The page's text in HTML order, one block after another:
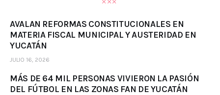
AVALAN REFORMAS CONSTITUCIONALES EN
MATERIA FISCAL MUNICIPAL Y AUSTERIDAD EN
YUCATÁN
JULIO 16, 2026
MÁS DE 64 MIL PERSONAS VIVIERON LA PASIÓN
DEL FÚTBOL EN LAS ZONAS FAN DE YUCATÁN